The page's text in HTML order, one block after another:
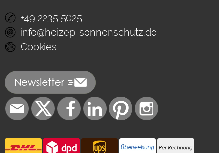
+49 2235 5025
info@heizep-sonnenschutz.de
Cookies